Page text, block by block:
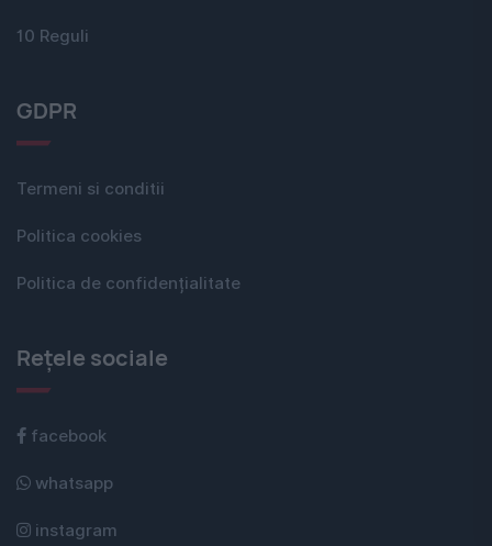
10 Reguli
GDPR
Termeni si conditii
Politica cookies
Politica de confidențialitate
Rețele sociale
facebook
whatsapp
instagram